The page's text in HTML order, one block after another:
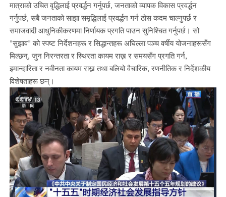
मात्राको उचित वृद्धिलाई प्रवर्द्धन गर्नुपर्छ, जनताको व्यापक विकास प्रवर्द्धन
गर्नुपर्छ, सबै जनताको साझा समृद्धिलाई प्रवर्द्धन गर्न ठोस कदम चाल्नुपर्छ र
समाजवादी आधुनिकीकरणमा निर्णायक प्रगति पाउन सुनिश्चित गर्नुपर्छ। सो
"सुझाव" को स्पष्ट निर्देशनहरू र सिद्धान्तहरू अघिल्ला पञ्च वर्षीय योजनाहरूसँग
मिल्छन्, जुन निरन्तरता र स्थिरता कायम राख्न र समयसँग प्रगति गर्न,
इमान्दारिता र नवीनता कायम राख्न तथा बलियो वैचारिक, रणनीतिक र निर्देशकीय
विशेषताहरू छन्।